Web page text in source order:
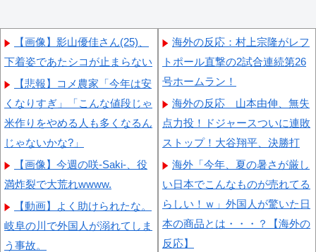
【画像】影山優佳さん(25)、
下着姿であたシコが止まらない
【悲報】コメ農家「今年は安
くなりすぎ」「こんな値段じゃ
米作りをやめる人も多くなるん
じゃないかな?」
【画像】今週の咲-Saki-、役
満炸裂で大荒れwwww.
【動画】よく助けられたな。
岐阜の川で外国人が溺れてしま
う事故。
海外の反応：村上宗隆がレフ
トポール直撃の2試合連続第26
号ホームラン！
海外の反応 山本由伸、無失
点力投！ドジャースついに連敗
ストップ！大谷翔平、決勝打
海外「今年、夏の暑さが厳し
い日本でこんなものが売れてる
らしい！ｗ」外国人が驚いた日
本の商品とは・・・？【海外の
反応】